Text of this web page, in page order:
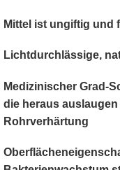
Mittel ist ungiftig und
Lichtdurchlässige,
Medizinischer Grad-
die heraus
Rohrverhärtung